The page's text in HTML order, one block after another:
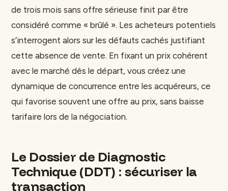
de trois mois sans offre sérieuse finit par être
considéré comme « brûlé ». Les acheteurs potentiels
s’interrogent alors sur les défauts cachés justifiant
cette absence de vente. En fixant un prix cohérent
avec le marché dès le départ, vous créez une
dynamique de concurrence entre les acquéreurs, ce
qui favorise souvent une offre au prix, sans baisse
tarifaire lors de la négociation.
Le Dossier de Diagnostic
Technique (DDT) : sécuriser la
transaction